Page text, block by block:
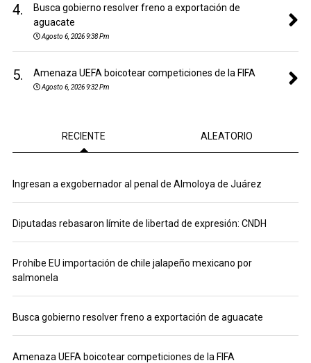
4.
Busca gobierno resolver freno a exportación de
aguacate
Agosto 6, 2026 9:38 Pm
5. Amenaza UEFA boicotear competiciones de la FIFA
Agosto 6, 2026 9:32 Pm
RECIENTE ALEATORIO
Ingresan a exgobernador al penal de Almoloya de Juárez
Diputadas rebasaron límite de libertad de expresión: CNDH
Prohíbe EU importación de chile jalapeño mexicano por
salmonela
Busca gobierno resolver freno a exportación de aguacate
Amenaza UEFA boicotear competiciones de la FIFA